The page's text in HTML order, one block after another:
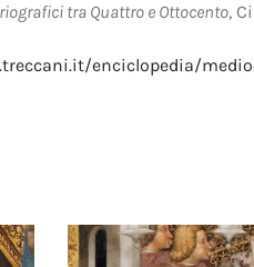
tra Quattro e Ottocento,
enciclopedia/